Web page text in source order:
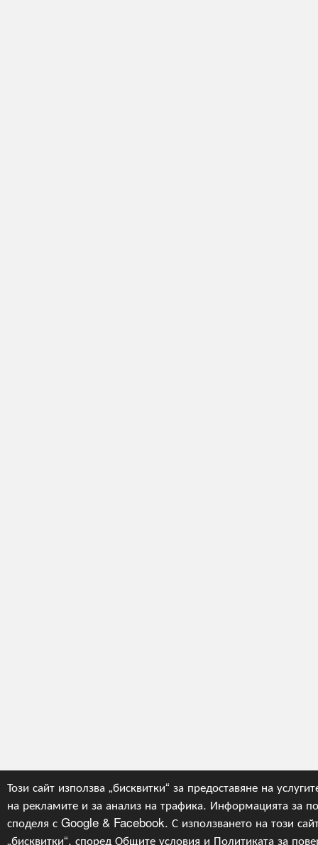
Този сайт използва „бисквитки“ за предоставяне на
на рекламите и за анализ на трафика. Информацията за
споделя с Google & Facebook. С използването на този
„бисквитки“, споредОбщите условия и Политиката за